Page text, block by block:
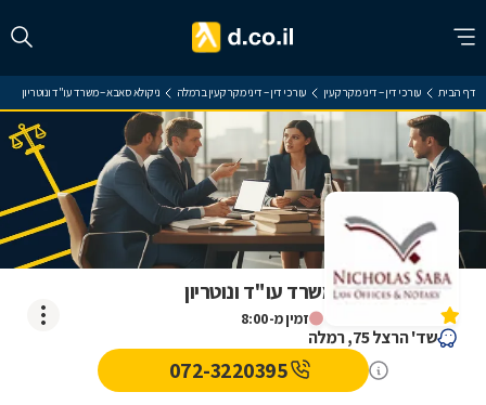
דף הבית עורכי דין – דיני מקרקעין עורכי דין – דיני מקרקעין ברמלה ניקולא סאבא – משרד עו"ד ונוטריון
זמין מ-8:00
ניקולא סאבא – משרד עו"ד ונוטריון
שד' הרצל 75, רמלה
072-3220395